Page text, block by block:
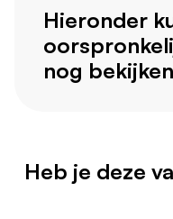
Hieronder
nog
Heb je deze